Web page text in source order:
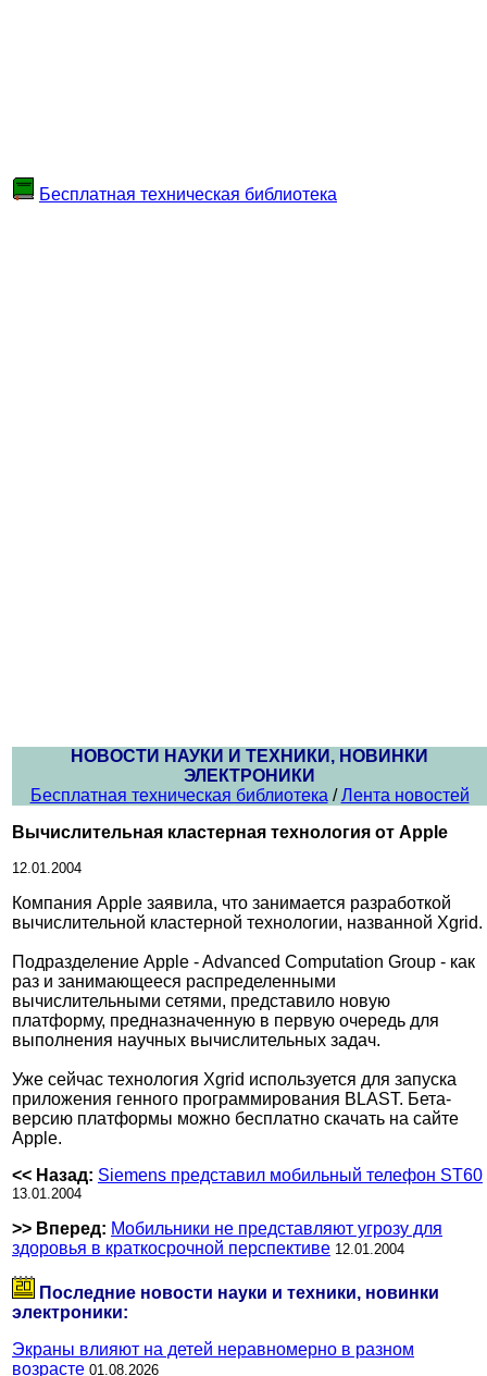
Бесплатная техническая библиотека
НОВОСТИ НАУКИ И ТЕХНИКИ, НОВИНКИ
ЭЛЕКТРОНИКИ
Бесплатная техническая библиотека /Лента новостей
Вычислительная кластерная технология от Apple
12.01.2004
Компания Apple заявила, что занимается разработкой
вычислительной кластерной технологии, названной Xgrid.
Подразделение Apple - Advanced Computation Group - как
раз и занимающееся распределенными
вычислительными сетями, представило новую
платформу, предназначенную в первую очередь для
выполнения научных вычислительных задач.
Уже сейчас технология Xgrid используется для запуска
приложения генного программирования BLAST. Бета-
версию платформы можно бесплатно скачать на сайте
Apple.
<< Назад: Siemens представил мобильный телефон ST60
13.01.2004
>> Вперед: Мобильники не представляют угрозу для
здоровья в краткосрочной перспективе 12.01.2004
Последние новости науки и техники, новинки
электроники:
Экраны влияют на детей неравномерно в разном
возрасте 01.08.2026